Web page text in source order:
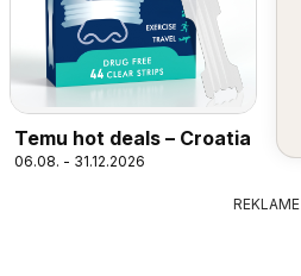
Temu hot deals – Croatia
06.08. - 31.12.2026
REKLAME